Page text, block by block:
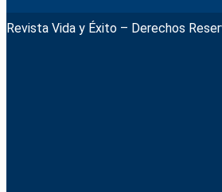
Revista Vida y Éxito – Derechos